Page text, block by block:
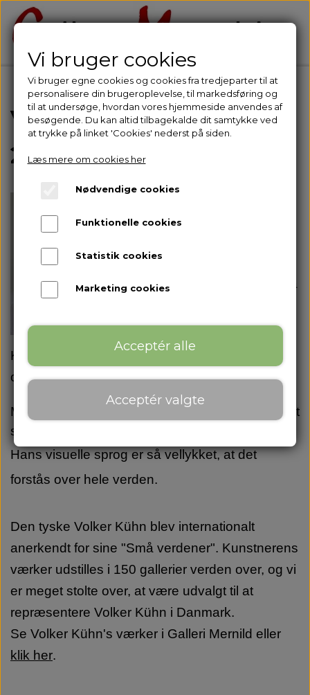
Volker Kühn 1948 -
2023
tredimensionelle
scene i et teaterstykke.
Han skildrer snapshots fra
Kunstværkerne er unikke i deres mangfoldighed
og præcision.
Med humor og optimisme, har Volker Kühn skabt
sit helt eget udtryk.
Hans visuelle sprog er så vellykket, at det
forstås over hele verden.
Den tyske Volker Kühn blev internationalt
anerkendt for sine "Små verdener". Kunstnerens
værker udstilles i 150 gallerier verden over, og vi
er meget stolte over, at være udvalgt til at
repræsentere Volker Kühn i Danmark.
Se Volker Kühn's værker i Galleri Mernild eller
klik her.
Vi bruger cookies
Vi bruger egne cookies og cookies fra tredjeparter til at
personalisere din brugeroplevelse, til markedsføring og
til at undersøge, hvordan vores hjemmeside anvendes af
besøgende. Du kan altid tilbagekalde dit samtykke ved
at trykke på linket 'Cookies' nederst på siden.
Læs mere om cookies her
Nødvendige cookies
Funktionelle cookies
Statistik cookies
Marketing cookies
Acceptér alle
Acceptér valgte